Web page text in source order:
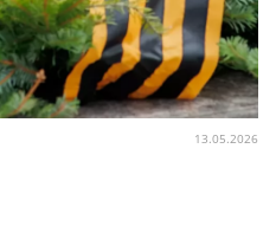
13.05.2026